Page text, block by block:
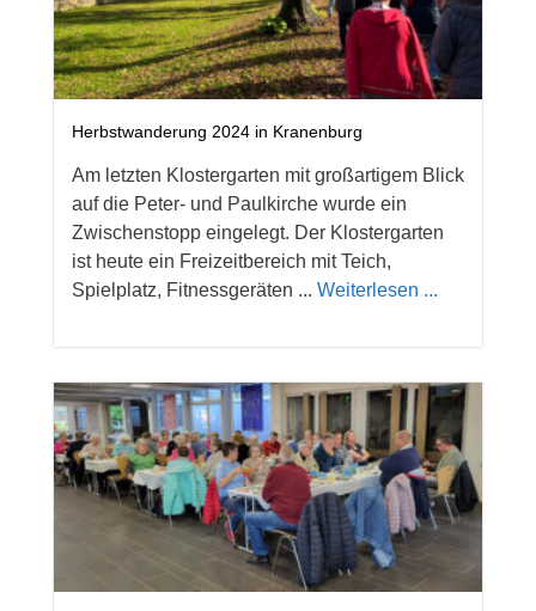
Herbstwanderung 2024 in Kranenburg
Am letzten Klostergarten mit großartigem Blick
auf die Peter- und Paulkirche wurde ein
Zwischenstopp eingelegt. Der Klostergarten
ist heute ein Freizeitbereich mit Teich,
Spielplatz, Fitnessgeräten ... Weiterlesen ...